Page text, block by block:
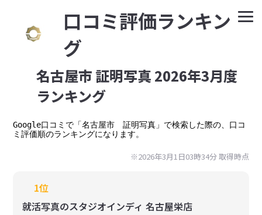
⼝コミ評価ランキン
グ
名古屋市 証明写真 2026年3月度
ランキング
Google⼝コミで「名古屋市　証明写真」で検索した際の、口コ
ミ評価順のランキングになります。
※2026年3月1日03時34分 取得時点
1位
就活写真のスタジオインディ 名古屋栄店